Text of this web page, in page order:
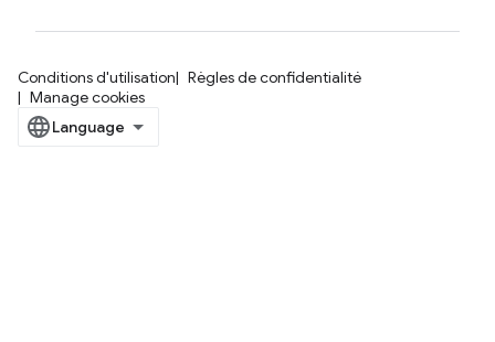
Conditions d'utilisation
Règles de confidentialité
Manage cookies